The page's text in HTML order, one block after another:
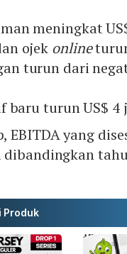
meningkat
ojek online
turun dari
baru turun US$ 4
EBITDA yang
dibandingkan
Produk